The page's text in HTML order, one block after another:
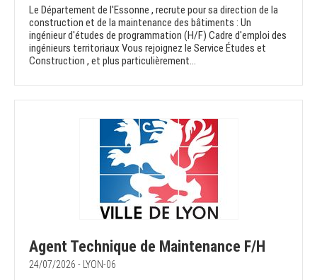
Le Département de l'Essonne , recrute pour sa direction de la
construction et de la maintenance des bâtiments : Un
ingénieur d'études de programmation (H/F) Cadre d'emploi des
ingénieurs territoriaux Vous rejoignez le Service Études et
Construction , et plus particulièrement...
Agent Technique de Maintenance F/H
24/07/2026 - LYON-06